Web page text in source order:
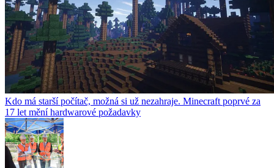
Kdo má starší počítač, možná si už nezahraje. Minecraft poprvé za
17 let mění hardwarové požadavky